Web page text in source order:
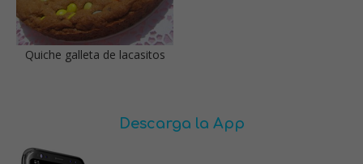
Quiche galleta de lacasitos
Descarga la App